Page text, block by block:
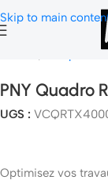
Skip to main
PNY Quadro
UGS :
Optimisez vos